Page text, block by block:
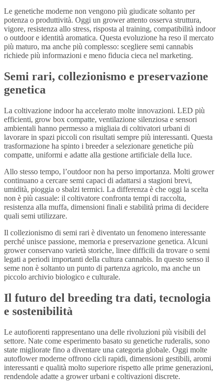
Le genetiche moderne non vengono più giudicate soltanto per
potenza o produttività. Oggi un grower attento osserva struttura,
vigore, resistenza allo stress, risposta al training, compatibilità indoor
o outdoor e identità aromatica. Questa evoluzione ha reso il mercato
più maturo, ma anche più complesso: scegliere semi cannabis
richiede più informazioni e meno fiducia cieca nel marketing.
Semi rari, collezionismo e preservazione
genetica
La coltivazione indoor ha accelerato molte innovazioni. LED più
efficienti, grow box compatte, ventilazione silenziosa e sensori
ambientali hanno permesso a migliaia di coltivatori urbani di
lavorare in spazi piccoli con risultati sempre più interessanti. Questa
trasformazione ha spinto i breeder a selezionare genetiche più
compatte, uniformi e adatte alla gestione artificiale della luce.
Allo stesso tempo, l’outdoor non ha perso importanza. Molti grower
continuano a cercare semi capaci di adattarsi a stagioni brevi,
umidità, pioggia o sbalzi termici. La differenza è che oggi la scelta
non è più casuale: il coltivatore confronta tempi di raccolta,
resistenza alla muffa, dimensioni finali e stabilità prima di decidere
quali semi utilizzare.
Il collezionismo di semi rari è diventato un fenomeno interessante
perché unisce passione, memoria e preservazione genetica. Alcuni
grower conservano varietà storiche, linee difficili da trovare o semi
legati a periodi importanti della cultura cannabis. In questo senso il
seme non è soltanto un punto di partenza agricolo, ma anche un
piccolo archivio biologico e culturale.
Il futuro del breeding tra dati, tecnologia
e sostenibilità
Le autofiorenti rappresentano una delle rivoluzioni più visibili del
settore. Nate come esperimento basato su genetiche ruderalis, sono
state migliorate fino a diventare una categoria globale. Oggi molte
autoflower moderne offrono cicli rapidi, dimensioni gestibili, aromi
interessanti e qualità molto superiore rispetto alle prime generazioni,
rendendole adatte a grower urbani e coltivazioni discrete.